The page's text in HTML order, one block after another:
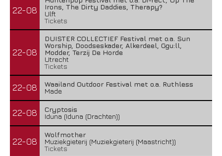
22-08
Irons, The Dirty Daddies, Therapy?
Ulft
Tickets
22-08
DUISTER COLLECTIEF Festival met o.a. Sun
Worship, Doodseskader, Alkerdeel, Ggu:ll,
Modder, Terzij De Horde
Utrecht
Tickets
22-08
Waailand Outdoor Festival met o.a. Ruthless
Made
22-08
Cryptosis
Iduna (Iduna (Drachten))
22-08
Wolfmother
Muziekgieterij (Muziekgieterij (Maastricht))
Tickets